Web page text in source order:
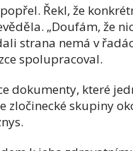
Řekl, že
„Doufám, že
strana nemá v
spolupracoval.
dokumenty, které
zločinecké skupiny